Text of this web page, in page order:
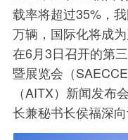
载率将超过35%，
万辆，国际化将成
在6月3日召开的第
暨展览会（
（AITX）新闻发布
长兼秘书长侯福深向